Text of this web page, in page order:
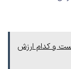
و کدام ارزش